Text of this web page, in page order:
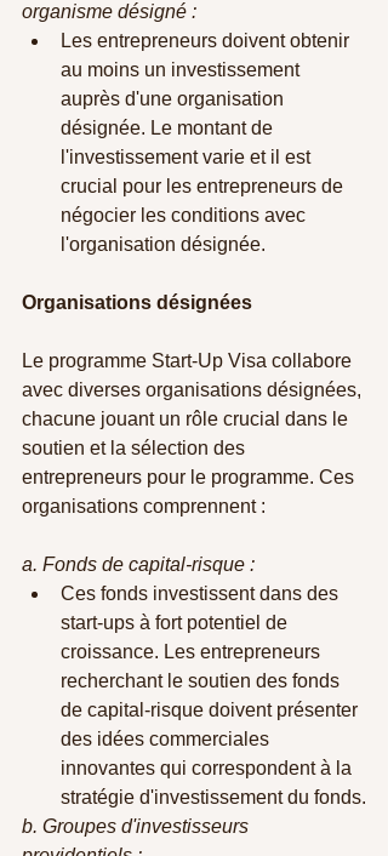
organisme désigné :
Les entrepreneurs doivent obtenir
au moins un investissement
auprès d'une organisation
désignée. Le montant de
l'investissement varie et il est
crucial pour les entrepreneurs de
négocier les conditions avec
l'organisation désignée.
Organisations désignées
Le programme Start-Up Visa collabore
avec diverses organisations désignées,
chacune jouant un rôle crucial dans le
soutien et la sélection des
entrepreneurs pour le programme. Ces
organisations comprennent :
a. Fonds de capital-risque :
Ces fonds investissent dans des
start-ups à fort potentiel de
croissance. Les entrepreneurs
recherchant le soutien des fonds
de capital-risque doivent présenter
des idées commerciales
innovantes qui correspondent à la
stratégie d'investissement du fonds.
b. Groupes d'investisseurs